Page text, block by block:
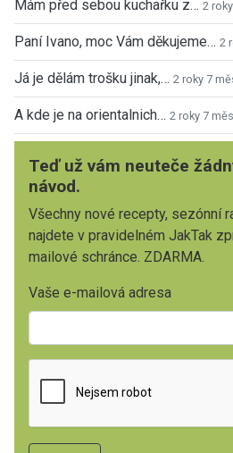
Mám před sebou kuchařku z… 2
Paní Ivano, moc Vám děkujeme… 2
Já je dělám trošku jinak,… 2 roky 7
A kde je na orientalnich… 2 roky 7
Teď už vám neuteče
návod.
Všechny nové recepty, sezónní
najdete v pravidelném JakTak
mailové schránce. ZDARMA.
Vaše e-mailová adresa